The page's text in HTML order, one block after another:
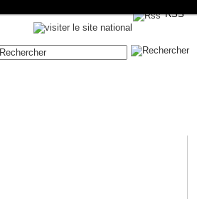
ContenueRSS